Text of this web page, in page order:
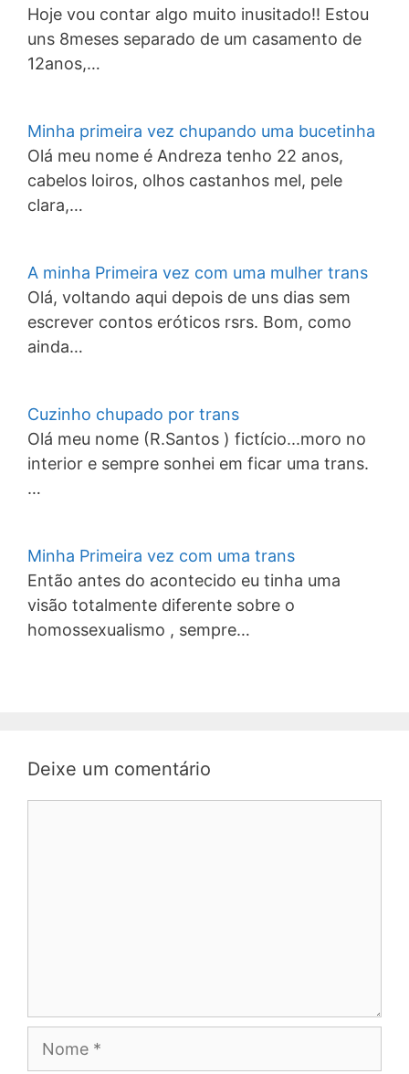
Hoje vou contar algo muito inusitado!! Estou
uns 8meses separado de um casamento de
12anos,…
Minha primeira vez chupando uma bucetinha
Olá meu nome é Andreza tenho 22 anos,
cabelos loiros, olhos castanhos mel, pele
clara,…
A minha Primeira vez com uma mulher trans
Olá, voltando aqui depois de uns dias sem
escrever contos eróticos rsrs. Bom, como
ainda…
Cuzinho chupado por trans
Olá meu nome (R.Santos ) fictício...moro no
interior e sempre sonhei em ficar uma trans.
…
Minha Primeira vez com uma trans
Então antes do acontecido eu tinha uma
visão totalmente diferente sobre o
homossexualismo , sempre…
Deixe um comentário